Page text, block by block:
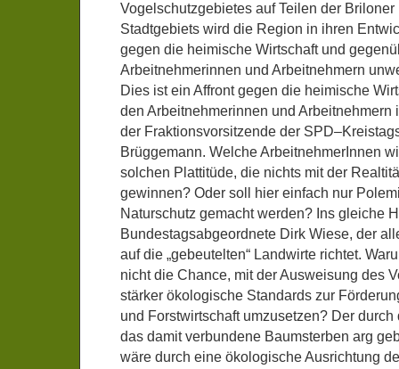
Vogelschutzgebietes auf Teilen der Briloner
Stadtgebiets wird die Region in ihren
gegen die heimische Wirtschaft und
Arbeitnehmerinnen und Arbeitnehmern
Dies ist ein Affront gegen die heimische
den Arbeitnehmerinnen und Arbeitnehmern
der Fraktionsvorsitzende der
Brüggemann. Welche ArbeitnehmerInnen
solchen Plattitüde, die nichts mit der
gewinnen? Oder soll hier einfach nur
Naturschutz gemacht werden? Ins gleiche
Bundestagsabgeordnete Dirk Wiese, der
auf die „gebeutelten“ Landwirte richtet.
nicht die Chance, mit der Ausweisung des
stärker ökologische Standards zur
und Forstwirtschaft umzusetzen? Der
das damit verbundene Baumsterben arg
wäre durch eine ökologische Ausrichtung